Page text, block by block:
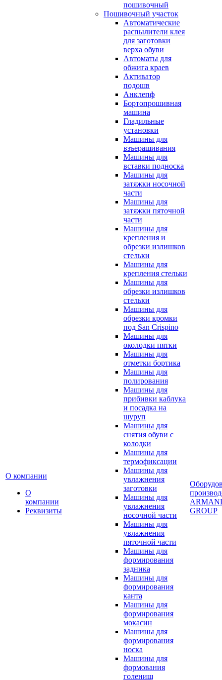
О компании
О
компании
Реквизиты
пошивочный
Пошивочный участок
Автоматические
распылители клея
для заготовки
верха обуви
Автоматы для
обжига краев
Активатор
подошв
Анклепф
Бортопрошивная
машина
Гладильные
установки
Машины для
взъерашивания
Машины для
вставки подноска
Машины для
затяжки носочной
части
Машины для
затяжки пяточной
части
Машины для
крепления и
обрезки излишков
стельки
Машины для
крепления стельки
Машины для
обрезки излишков
стельки
Машины для
обрезки кромки
под San Crispino
Машины для
околодки пятки
Машины для
отметки бортика
Машины для
полирования
Машины для
прибивки каблука
и посадка на
шуруп
Машины для
снятия обуви с
колодки
Машины для
термофиксации
Машины для
увлажнения
заготовки
Машины для
увлажнения
носочной части
Машины для
увлажнения
пяточной части
Машины для
формирования
задника
Машины для
формирования
канта
Машины для
формирования
мокасин
Машины для
формирования
носка
Машины для
формования
голенищ
GROUP